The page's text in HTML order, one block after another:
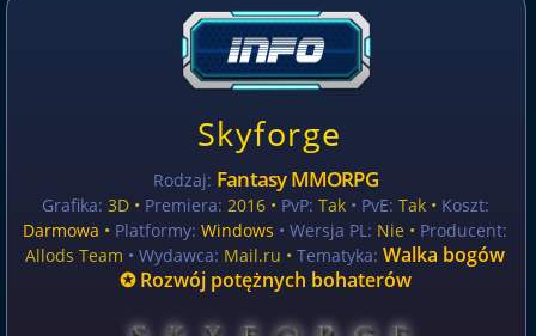
Skyforge
Rodzaj: Fantasy MMORPG
Grafika: 3D • Premiera: 2016 • PvP: Tak• PvE: Tak • Koszt:
Darmowa • Platformy: Windows • Wersja PL: Nie • Producent:
Allods Team • Wydawca: Mail.ru •Tematyka: Walka bogów
✪ Rozwój potężnych bohaterów